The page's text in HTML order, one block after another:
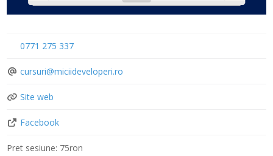
0771 275 337
cursuri@miciideveloperi.ro
Site web
Facebook
Pret sesiune: 75ron